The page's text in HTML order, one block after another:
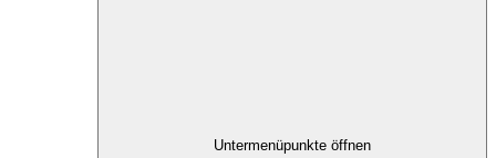
Untermenüpunkte öffnen